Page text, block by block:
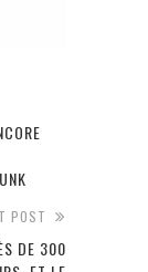
POST
DE 300